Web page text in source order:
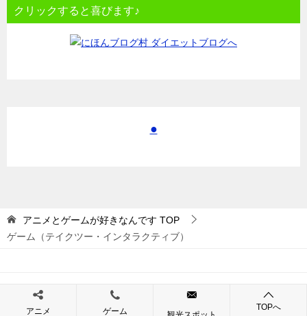
クリックすると喜びます♪
●
アニメとゲームが好きなんです TOP
ゲーム（テイクツー・インタラクティブ）
© 2017 アニメとゲームが好きなんです
アニメ ゲーム TOPへ